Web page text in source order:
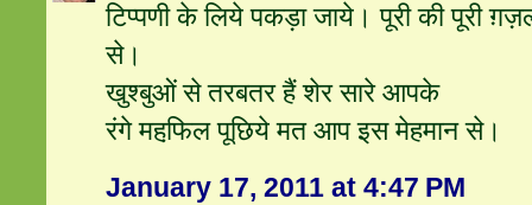
टिप्‍पणी के लिये पकड़ा जाये। पूरी की पूरी
से।
खुश्‍बुओं से तरबतर हैं शेर सारे आपके
रंगे महफि़ल पूछिये मत आप इस मेहमान से।
January 17, 2011 at 4:47 PM